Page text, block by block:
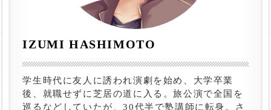
IZUMI HASHIMOTO
学生時代に友人に誘われ演劇を始め、大学卒業
後、就職せずに芝居の道に入る。旅公演で全国を
巡るなどしていたが、30代半で塾講師に転身。さ